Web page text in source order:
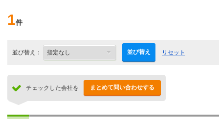
1件
並び替え： 並び替え リセット
チェックした会社を まとめて問い合わせする